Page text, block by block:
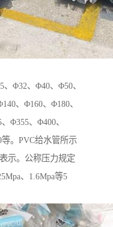
Φ32、Φ40、Φ50、
、Φ160、Φ180、
Φ355、Φ400、
。PVC给水管所示
示。公称压力规定
、1.6Mpa等5